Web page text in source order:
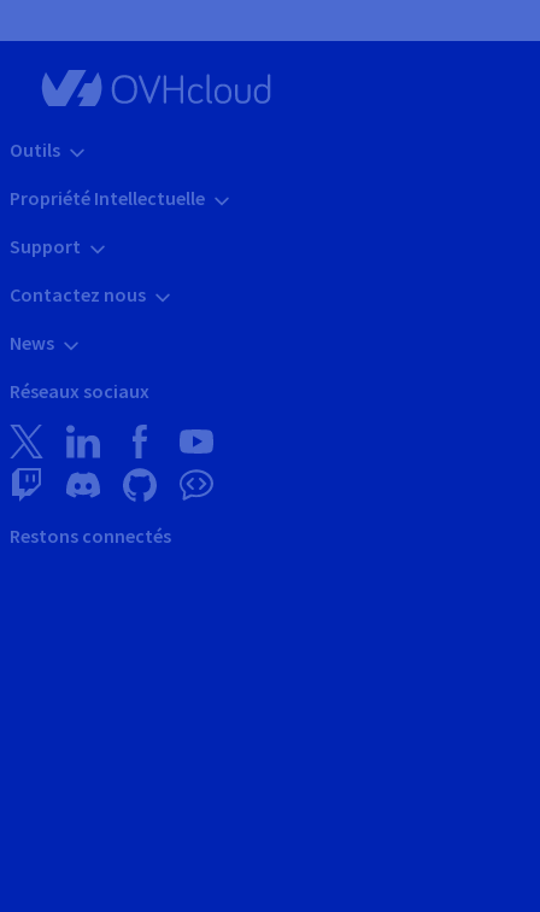
Outils
Propriété Intellectuelle
Support
Contactez nous
News
Réseaux sociaux
Restons connectés